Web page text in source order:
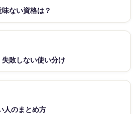
ない資格は？
敗しない使い分け
人のまとめ方